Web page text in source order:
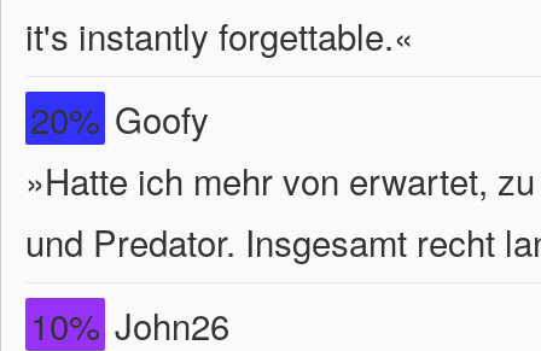
it's instantly forgettable.«
20% Goofy
»Hatte ich mehr von erwartet,
und Predator. Insgesamt recht
10% John26